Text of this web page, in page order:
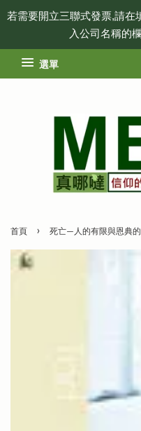
若需要開立三聯式發票,請在
入公司名稱的
選單
首頁 › 死亡—人的有限與恩典